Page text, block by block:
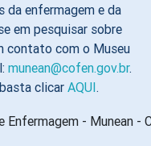
da enfermagem e da
em pesquisar sobre
contato com o Museu
munean@cofen.gov.br.
clicar AQUI.